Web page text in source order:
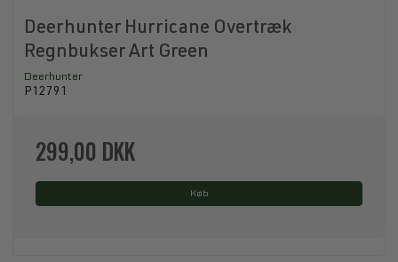
Deerhunter Hurricane Overtræk
Regnbukser Art Green
Deerhunter
P12791
299,00 DKK
Køb